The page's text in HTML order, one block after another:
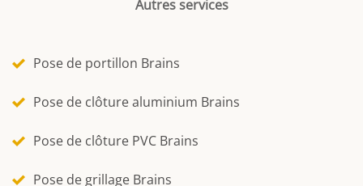
Autres services
Pose de portillon Brains
Pose de clôture aluminium Brains
Pose de clôture PVC Brains
Pose de grillage Brains